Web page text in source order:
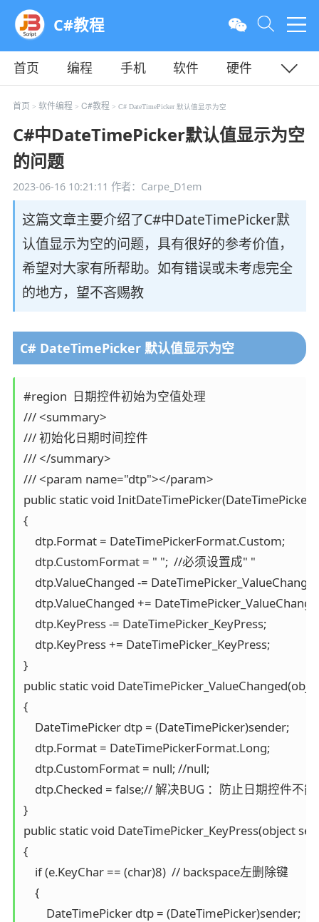
C#教程
首页 编程 手机 软件
硬件
教程
平面 服务器
首页 > 软件编程 > C#教程 > C# DateTimePicker 默认值显示为空
C#中DateTimePicker默认值显示为空
的问题
2023-06-16 10:21:11 作者：Carpe_D1em
这篇文章主要介绍了C#中DateTimePicker默
认值显示为空的问题，具有很好的参考价值，
希望对大家有所帮助。如有错误或未考虑完全
的地方，望不吝赐教
C# DateTimePicker 默认值显示为空
#region  日期控件初始为空值处理
/// <summary>
/// 初始化日期时间控件
/// </summary>
/// <param name="dtp"></param>
public static void InitDateTimePicker(DateTimePicker
{
    dtp.Format = DateTimePickerFormat.Custom;
    dtp.CustomFormat = " ";  //必须设置成" "
dtp.ValueChanged -=
dtp.ValueChanged +=
    dtp.KeyPress -= DateTimePicker_KeyPress;
    dtp.KeyPress += DateTimePicker_KeyPress;
}
public static void
{
DateTimePicker dtp =
    dtp.Format = DateTimePickerFormat.Long;
    dtp.CustomFormat = null; //null;
dtp.Checked = false;// 解决BUG ：防止日期控件不
}
public static void DateTimePicker_KeyPress(object
{
    if (e.KeyChar == (char)8)  // backspace左删除键
    {
        DateTimePicker dtp = (DateTimePicker)sender;